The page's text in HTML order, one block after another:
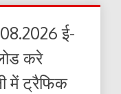
ई-
करे
में ट्रैफिक